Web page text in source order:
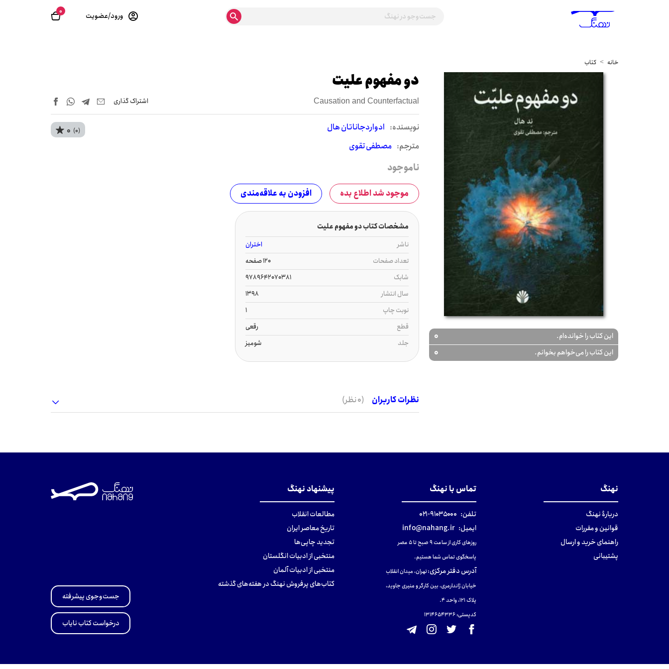
0 ورود/عضویت
خانه کتاب
این کتاب را خوانده‌ام. 0
این کتاب را می‌خواهم بخوانم. 0
دو مفهوم علیت
Causation and Counterfactual اشتراک‌ گذاری
نويسنده: ادواردجاناتان هال
مترجم: مصطفی تقوی
0 (0)
ناموجود
موجود شد اطلاع بده افزودن به علاقه‌مندی
مشخصات کتاب دو مفهوم علیت
ناشر
اختران
تعداد صفحات
120 صفحه
شابک
9789642070381
سال انتشار
1398
نوبت چاپ
1
قطع
رقعی
جلد
شومیز
نظرات کاربران (0 نظر)
نهنگ
دربارهٔ نهنگ
قوانین و مقررات
راهنمای خرید و ارسال
پشتیبانی
تماس با نهنگ
تلفن: ۹۱۰۳۵۰۰۰-۰۲۱
ایمیل: info@nahang.ir
روزهای کاری از ساعت ۹ صبح تا ۵ عصر
پاسخگوی تماس شما هستیم.
آدرس دفتر مرکزی:تهران، میدان انقلاب
خیابان ژاندارمری، بین کارگر و منیری جاوید،
پلاک 121، واحد ۴.
کدپستی: 131465433۶
پیشنهاد نهنگ
مطالعات انقلاب
تاریخ معاصر ایران
تجدید چاپی‌ها
منتخبی از ادبیات انگلستان
منتخبی از ادبیات آلمان
کتاب‌های پرفروش نهنگ در هفته‌های گذشته
جست‌وجوی پیشرفته
درخواست کتاب نایاب